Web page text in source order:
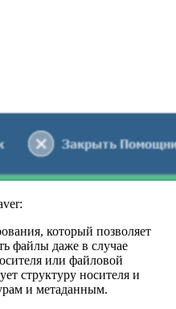
который позволяет
файлы даже в случае
или файловой
структуру носителя и
и метаданным.